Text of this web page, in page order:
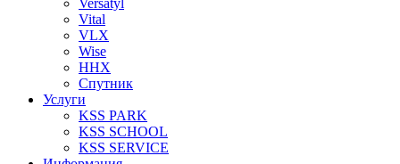
Versatyl
Vital
VLX
Wise
ННХ
Спутник
Услуги
KSS PARK
KSS SCHOOL
KSS SERVICE